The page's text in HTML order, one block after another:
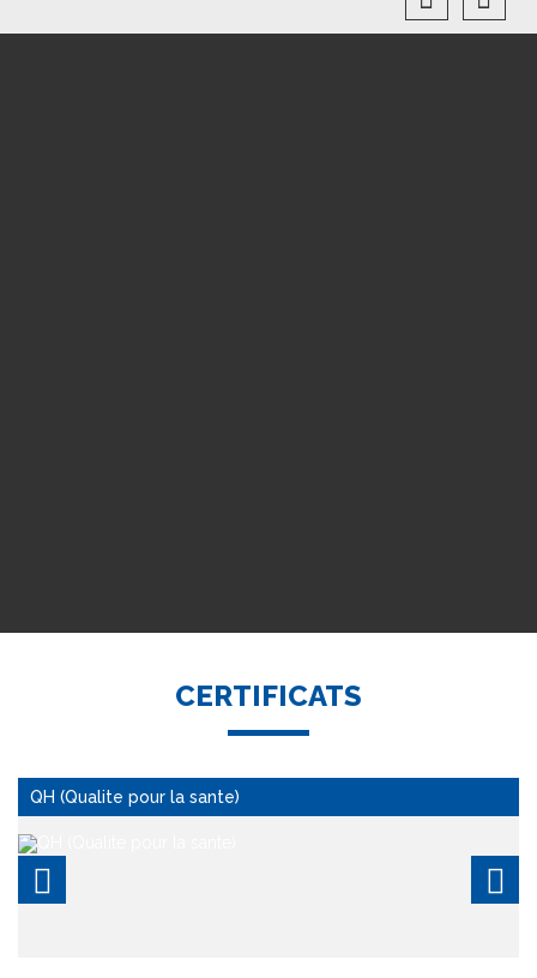
CERTIFICATS
Conforme aux Normes Européennes